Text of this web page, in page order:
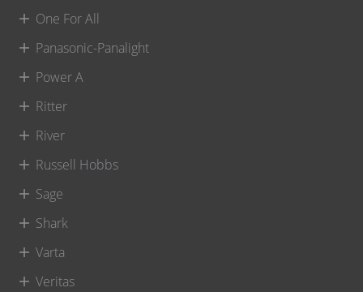
One For All
Panasonic-Panalight
Power A
Ritter
River
Russell Hobbs
Sage
Shark
Varta
Veritas